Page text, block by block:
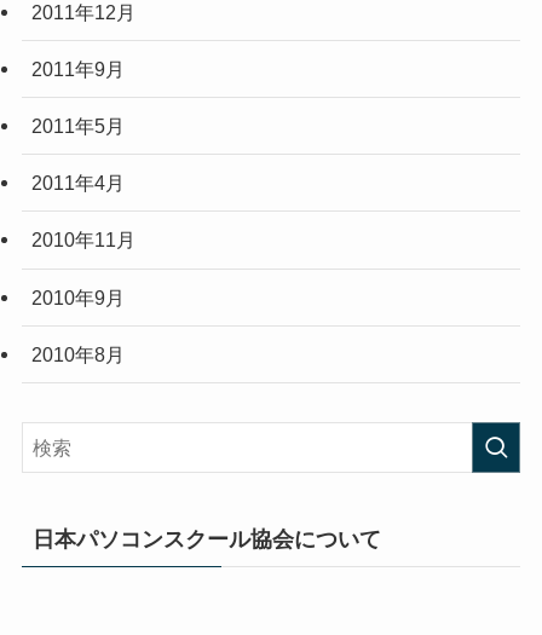
2011年12月
2011年9月
2011年5月
2011年4月
2010年11月
2010年9月
2010年8月
日本パソコンスクール協会について